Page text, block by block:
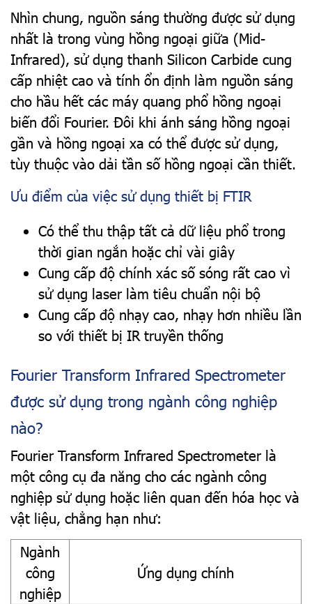
Nhìn chung, nguồn sáng thường được sử dụng
nhất là trong vùng hồng ngoại giữa (Mid-
Infrared), sử dụng thanh Silicon Carbide cung
cấp nhiệt cao và tính ổn định làm nguồn sáng
cho hầu hết các máy quang phổ hồng ngoại
biến đổi Fourier. Đôi khi ánh sáng hồng ngoại
gần và hồng ngoại xa có thể được sử dụng,
tùy thuộc vào dải tần số hồng ngoại cần thiết.
Ưu điểm của việc sử dụng thiết bị FTIR
Có thể thu thập tất cả dữ liệu phổ trong
thời gian ngắn hoặc chỉ vài giây
Cung cấp độ chính xác số sóng rất cao vì
sử dụng laser làm tiêu chuẩn nội bộ
Cung cấp độ nhạy cao, nhạy hơn nhiều lần
so với thiết bị IR truyền thống
Fourier Transform Infrared Spectrometer
được sử dụng trong ngành công nghiệp
nào?
Fourier Transform Infrared Spectrometer là
một công cụ đa năng cho các ngành công
nghiệp sử dụng hoặc liên quan đến hóa học và
vật liệu, chẳng hạn như:
Ngành
công
nghiệp
Ứng dụng chính